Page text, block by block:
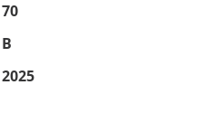
70
B
2025